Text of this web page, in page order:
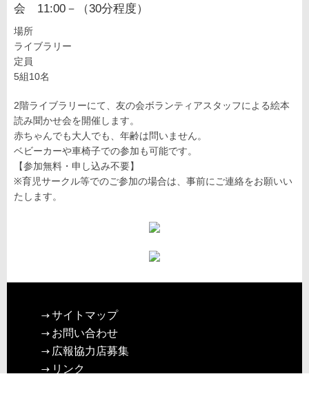
会 11:00－（30分程度）
場所
ライブラリー
定員
5組10名
2階ライブラリーにて、友の会ボランティアスタッフによる絵本
読み聞かせ会を開催します。
赤ちゃんでも大人でも、年齢は問いません。
ベビーカーや車椅子での参加も可能です。
【参加無料・申し込み不要】
※育児サークル等でのご参加の場合は、事前にご連絡をお願いい
たします。
サイトマップ
お問い合わせ
広報協力店募集
リンク